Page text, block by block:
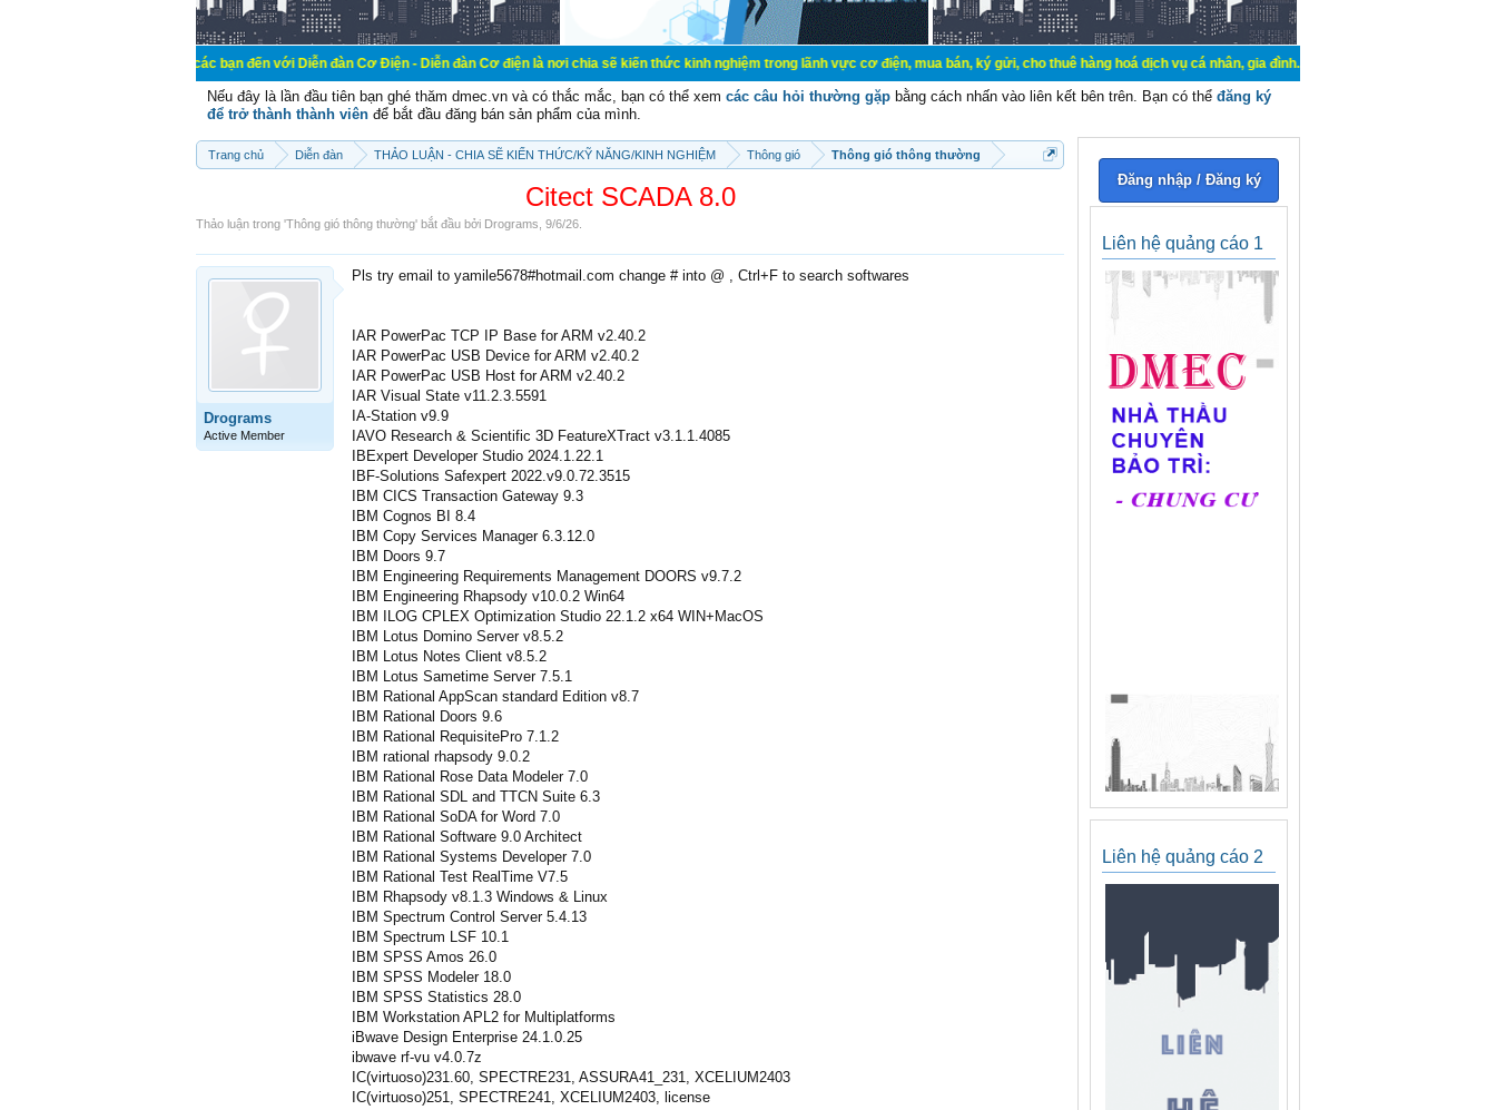
Chào mừng các bạn đến với Diễn đàn Cơ Điện - Diễn đàn Cơ điện là nơi chia sẽ kiến thức kinh nghiệm trong lãnh vực cơ điện, mua bán, ký gửi, cho thuê hàng hoá dịch vụ cá nhân, gia đình. Mua bán, ký gửi, cho thuê thiết bị hệ
Nếu đây là lần đầu tiên bạn ghé thăm dmec.vn và có thắc mắc, bạn có thể xem các câu hỏi thường gặp bằng cách nhấn vào liên kết bên trên. Bạn có thể đăng ký
để trở thành thành viên để bắt đầu đăng bán sản phẩm của mình.
Trang chủ Diễn đàn THẢO LUẬN - CHIA SẼ KIẾN THỨC/KỸ NĂNG/KINH NGHIỆM Thông gió Thông gió thông thường
Citect SCADA 8.0
Thảo luận trong 'Thông gió thông thường' bắt đầu bởi Drograms 9/6/26
Drograms
Active Member
Pls try email to yamile5678#hotmail.com change # into @ , Ctrl+F to search softwares
IAR PowerPac TCP IP Base for ARM v2.40.2
IAR PowerPac USB Device for ARM v2.40.2
IAR PowerPac USB Host for ARM v2.40.2
IAR Visual State v11.2.3.5591
IA-Station v9.9
IAVO Research & Scientific 3D FeatureXTract v3.1.1.4085
IBExpert Developer Studio 2024.1.22.1
IBF-Solutions Safexpert 2022.v9.0.72.3515
IBM CICS Transaction Gateway 9.3
IBM Cognos BI 8.4
IBM Copy Services Manager 6.3.12.0
IBM Doors 9.7
IBM Engineering Requirements Management DOORS v9.7.2
IBM Engineering Rhapsody v10.0.2 Win64
IBM ILOG CPLEX Optimization Studio 22.1.2 x64 WIN+MacOS
IBM Lotus Domino Server v8.5.2
IBM Lotus Notes Client v8.5.2
IBM Lotus Sametime Server 7.5.1
IBM Rational AppScan standard Edition v8.7
IBM Rational Doors 9.6
IBM Rational RequisitePro 7.1.2
IBM rational rhapsody 9.0.2
IBM Rational Rose Data Modeler 7.0
IBM Rational SDL and TTCN Suite 6.3
IBM Rational SoDA for Word 7.0
IBM Rational Software 9.0 Architect
IBM Rational Systems Developer 7.0
IBM Rational Test RealTime V7.5
IBM Rhapsody v8.1.3 Windows & Linux
IBM Spectrum Control Server 5.4.13
IBM Spectrum LSF 10.1
IBM SPSS Amos 26.0
IBM SPSS Modeler 18.0
IBM SPSS Statistics 28.0
IBM Workstation APL2 for Multiplatforms
iBwave Design Enterprise 24.1.0.25
ibwave rf-vu v4.0.7z
IC(virtuoso)231.60, SPECTRE231, ASSURA41_231, XCELIUM2403
IC(virtuoso)251, SPECTRE241, XCELIUM2403, license
Đăng nhập / Đăng ký
Liên hệ quảng cáo 1
Liên hệ quảng cáo 2